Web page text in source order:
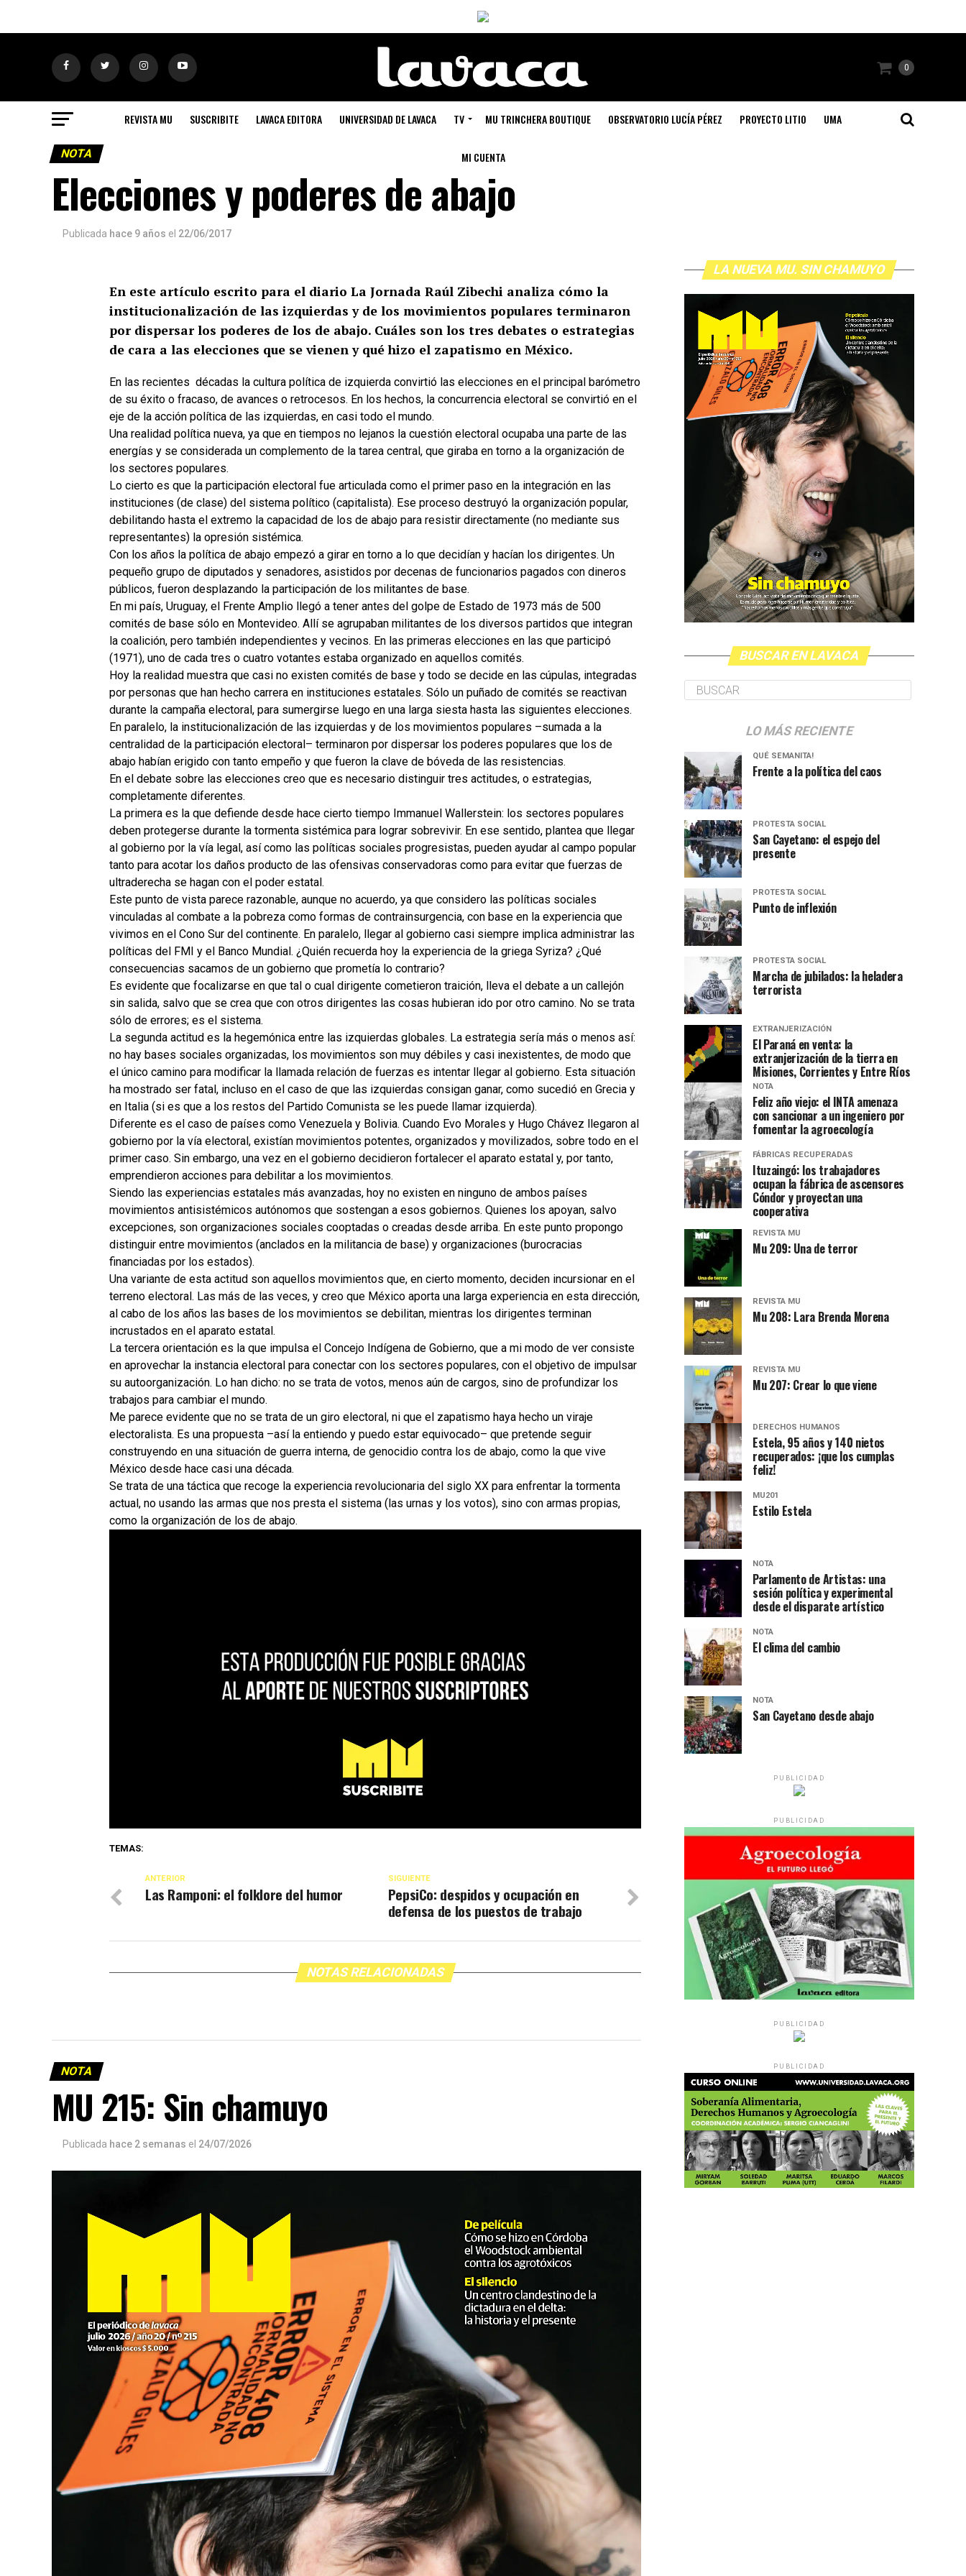
0
REVISTA MU SUSCRIBITE LAVACA EDITORA UNIVERSIDAD DE LAVACA TV MU TRINCHERA BOUTIQUE OBSERVATORIO LUCÍA PÉREZ PROYECTO LITIO UMA
MI CUENTA
NOTA
Elecciones y poderes de abajo
Publicada hace 9 años el 22/06/2017
En este artículo escrito para el diario La Jornada Raúl Zibechi analiza cómo la
institucionalización de las izquierdas y de los movimientos populares terminaron
por dispersar los poderes de los de abajo. Cuáles son los tres debates o estrategias
de cara a las elecciones que se vienen y qué hizo el zapatismo en México.
En las recientes décadas la cultura política de izquierda convirtió las elecciones en el principal barómetro
de su éxito o fracaso, de avances o retrocesos. En los hechos, la concurrencia electoral se convirtió en el
eje de la acción política de las izquierdas, en casi todo el mundo.
Una realidad política nueva, ya que en tiempos no lejanos la cuestión electoral ocupaba una parte de las
energías y se considerada un complemento de la tarea central, que giraba en torno a la organización de
los sectores populares.
Lo cierto es que la participación electoral fue articulada como el primer paso en la integración en las
instituciones (de clase) del sistema político (capitalista). Ese proceso destruyó la organización popular,
debilitando hasta el extremo la capacidad de los de abajo para resistir directamente (no mediante sus
representantes) la opresión sistémica.
Con los años la política de abajo empezó a girar en torno a lo que decidían y hacían los dirigentes. Un
pequeño grupo de diputados y senadores, asistidos por decenas de funcionarios pagados con dineros
públicos, fueron desplazando la participación de los militantes de base.
En mi país, Uruguay, el Frente Amplio llegó a tener antes del golpe de Estado de 1973 más de 500
comités de base sólo en Montevideo. Allí se agrupaban militantes de los diversos partidos que integran
la coalición, pero también independientes y vecinos. En las primeras elecciones en las que participó
(1971), uno de cada tres o cuatro votantes estaba organizado en aquellos comités.
Hoy la realidad muestra que casi no existen comités de base y todo se decide en las cúpulas, integradas
por personas que han hecho carrera en instituciones estatales. Sólo un puñado de comités se reactivan
durante la campaña electoral, para sumergirse luego en una larga siesta hasta las siguientes elecciones.
En paralelo, la institucionalización de las izquierdas y de los movimientos populares –sumada a la
centralidad de la participación electoral– terminaron por dispersar los poderes populares que los de
abajo habían erigido con tanto empeño y que fueron la clave de bóveda de las resistencias.
En el debate sobre las elecciones creo que es necesario distinguir tres actitudes, o estrategias,
completamente diferentes.
La primera es la que defiende desde hace cierto tiempo Immanuel Wallerstein: los sectores populares
deben protegerse durante la tormenta sistémica para lograr sobrevivir. En ese sentido, plantea que llegar
al gobierno por la vía legal, así como las políticas sociales progresistas, pueden ayudar al campo popular
tanto para acotar los daños producto de las ofensivas conservadoras como para evitar que fuerzas de
ultraderecha se hagan con el poder estatal.
Este punto de vista parece razonable, aunque no acuerdo, ya que considero las políticas sociales
vinculadas al combate a la pobreza como formas de contrainsurgencia, con base en la experiencia que
vivimos en el Cono Sur del continente. En paralelo, llegar al gobierno casi siempre implica administrar las
políticas del FMI y el Banco Mundial. ¿Quién recuerda hoy la experiencia de la griega Syriza? ¿Qué
consecuencias sacamos de un gobierno que prometía lo contrario?
Es evidente que focalizarse en que tal o cual dirigente cometieron traición, lleva el debate a un callejón
sin salida, salvo que se crea que con otros dirigentes las cosas hubieran ido por otro camino. No se trata
sólo de errores; es el sistema.
La segunda actitud es la hegemónica entre las izquierdas globales. La estrategia sería más o menos así:
no hay bases sociales organizadas, los movimientos son muy débiles y casi inexistentes, de modo que
el único camino para modificar la llamada relación de fuerzas es intentar llegar al gobierno. Esta situación
ha mostrado ser fatal, incluso en el caso de que las izquierdas consigan ganar, como sucedió en Grecia y
en Italia (si es que a los restos del Partido Comunista se les puede llamar izquierda).
Diferente es el caso de países como Venezuela y Bolivia. Cuando Evo Morales y Hugo Chávez llegaron al
gobierno por la vía electoral, existían movimientos potentes, organizados y movilizados, sobre todo en el
primer caso. Sin embargo, una vez en el gobierno decidieron fortalecer el aparato estatal y, por tanto,
emprendieron acciones para debilitar a los movimientos.
Siendo las experiencias estatales más avanzadas, hoy no existen en ninguno de ambos países
movimientos antisistémicos autónomos que sostengan a esos gobiernos. Quienes los apoyan, salvo
excepciones, son organizaciones sociales cooptadas o creadas desde arriba. En este punto propongo
distinguir entre movimientos (anclados en la militancia de base) y organizaciones (burocracias
financiadas por los estados).
Una variante de esta actitud son aquellos movimientos que, en cierto momento, deciden incursionar en el
terreno electoral. Las más de las veces, y creo que México aporta una larga experiencia en esta dirección,
al cabo de los años las bases de los movimientos se debilitan, mientras los dirigentes terminan
incrustados en el aparato estatal.
La tercera orientación es la que impulsa el Concejo Indígena de Gobierno, que a mi modo de ver consiste
en aprovechar la instancia electoral para conectar con los sectores populares, con el objetivo de impulsar
su autoorganización. Lo han dicho: no se trata de votos, menos aún de cargos, sino de profundizar los
trabajos para cambiar el mundo.
Me parece evidente que no se trata de un giro electoral, ni que el zapatismo haya hecho un viraje
electoralista. Es una propuesta –así la entiendo y puedo estar equivocado– que pretende seguir
construyendo en una situación de guerra interna, de genocidio contra los de abajo, como la que vive
México desde hace casi una década.
Se trata de una táctica que recoge la experiencia revolucionaria del siglo XX para enfrentar la tormenta
actual, no usando las armas que nos presta el sistema (las urnas y los votos), sino con armas propias,
como la organización de los de abajo.
TEMAS:
SIGUIENTE
PepsiCo: despidos y ocupación en
defensa de los puestos de trabajo
ANTERIOR
Las Ramponi: el folklore del humor
NOTAS RELACIONADAS
NOTA
MU 215: Sin chamuyo
Publicada hace 2 semanas el 24/07/2026
LA NUEVA MU. SIN CHAMUYO
BUSCAR EN LAVACA
LO MÁS RECIENTE
QUÉ SEMANITA!
Frente a la política del caos
PROTESTA SOCIAL
San Cayetano: el espejo del
presente
PROTESTA SOCIAL
Punto de inflexión
PROTESTA SOCIAL
Marcha de jubilados: la heladera
terrorista
EXTRANJERIZACIÓN
El Paraná en venta: la
extranjerización de la tierra en
Misiones, Corrientes y Entre Ríos
NOTA
Feliz año viejo: el INTA amenaza
con sancionar a un ingeniero por
fomentar la agroecología
FÁBRICAS RECUPERADAS
Ituzaingó: los trabajadores
ocupan la fábrica de ascensores
Cóndor y proyectan una
cooperativa
REVISTA MU
Mu 209: Una de terror
REVISTA MU
Mu 208: Lara Brenda Morena
REVISTA MU
Mu 207: Crear lo que viene
DERECHOS HUMANOS
Estela, 95 años y 140 nietos
recuperados: ¡que los cumplas
feliz!
MU201
Estilo Estela
NOTA
Parlamento de Artistas: una
sesión política y experimental
desde el disparate artístico
NOTA
El clima del cambio
NOTA
San Cayetano desde abajo
PUBLICIDAD
PUBLICIDAD
PUBLICIDAD
PUBLICIDAD